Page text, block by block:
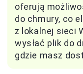
oferują
do chmury, co
z lokalnej sieci
wysłać plik do
gdzie masz